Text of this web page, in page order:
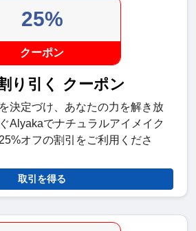
25%
クーポン
り引く クーポン
決定づけ、あなたの力を解き放
Alyakaでナチュラルアイメイク
オフの割引をご利用くださ
取引を得る